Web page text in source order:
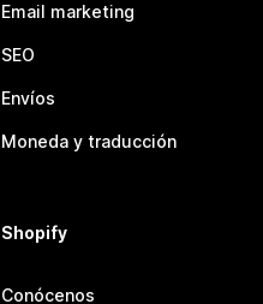
Email marketing
SEO
Envíos
Moneda y traducción
Shopify
Conócenos